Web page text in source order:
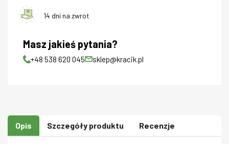
14 dni na zwrot
Masz jakieś pytania?
+48 538 620 045 sklep@kracik.pl
Opis Szczegóły produktu Recenzje